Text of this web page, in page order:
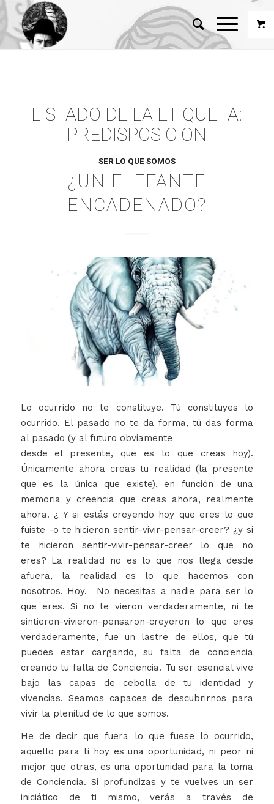
LISTADO DE LA ETIQUETA:
PREDISPOSICION
SER LO QUE SOMOS
¿UN ELEFANTE
ENCADENADO?
Lo ocurrido no te constituye. Tú constituyes lo
ocurrido. El pasado no te da forma, tú das forma
al pasado (y al futuro obviamente
desde el presente, que es lo que creas hoy).
Únicamente ahora creas tu realidad (la presente
que es la única que existe), en función de una
memoria y creencia que creas ahora, realmente
ahora. ¿ Y si estás creyendo hoy que eres lo que
fuiste -o te hicieron sentir-vivir-pensar-creer? ¿y si
te hicieron sentir-vivir-pensar-creer lo que no
eres? La realidad no es lo que nos llega desde
afuera, la realidad es lo que hacemos con
nosotros. Hoy. No necesitas a nadie para ser lo
que eres. Si no te vieron verdaderamente, ni te
sintieron-vivieron-pensaron-creyeron lo que eres
verdaderamente, fue un lastre de ellos, que tú
puedes estar cargando, su falta de conciencia
creando tu falta de Conciencia. Tu ser esencial vive
bajo las capas de cebolla de tu identidad y
vivencias. Seamos capaces de descubrirnos para
vivir la plenitud de lo que somos.
He de decir que fuera lo que fuese lo ocurrido,
aquello para ti hoy es una oportunidad, ni peor ni
mejor que otras, es una oportunidad para la toma
de Conciencia. Si profundizas y te vuelves un ser
iniciático de ti mismo, verás a través de